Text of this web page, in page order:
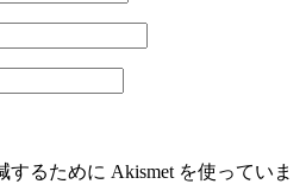
るために Akismet を使っていま